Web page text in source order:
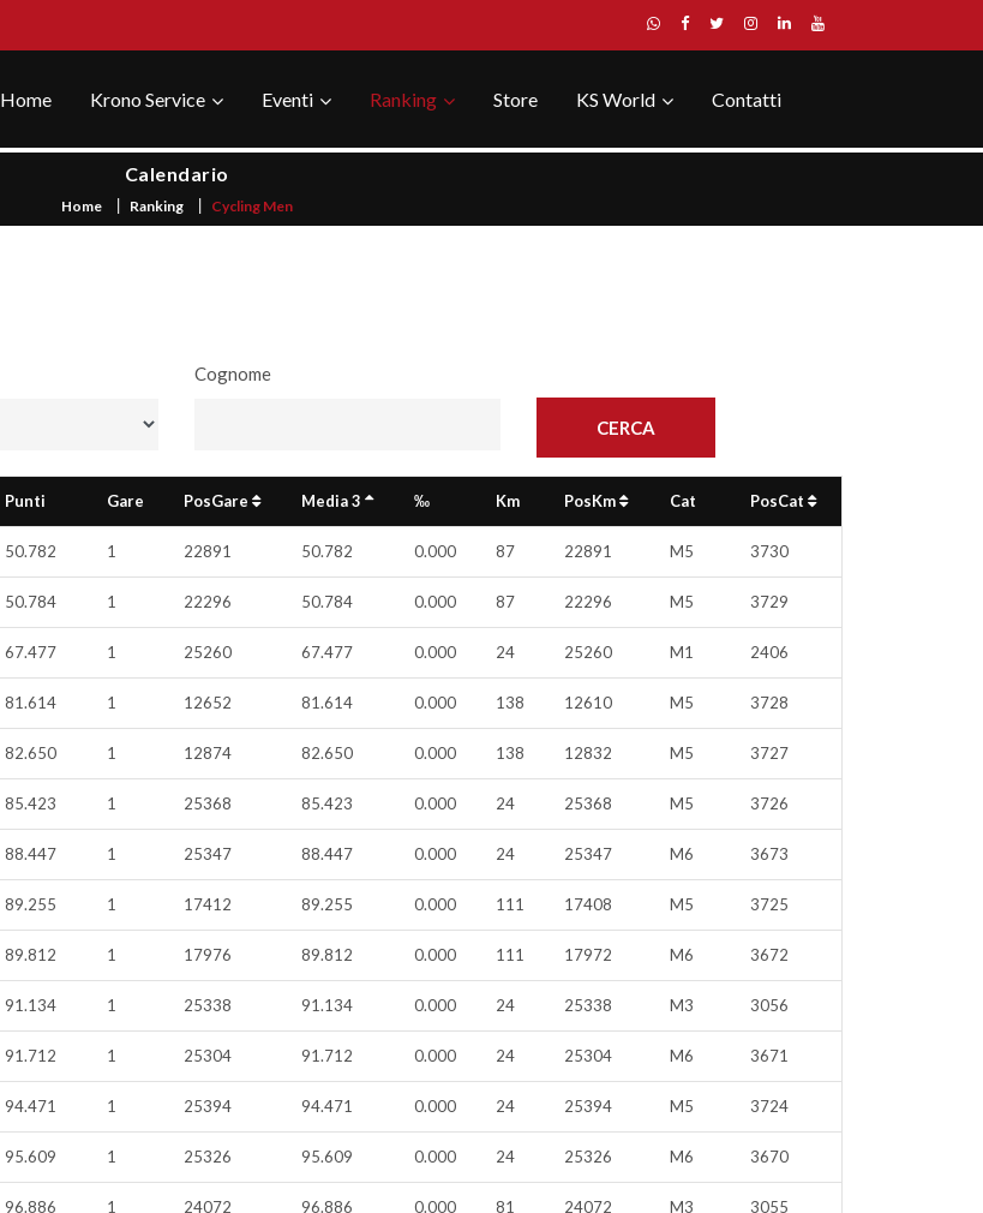
Home Krono Service Eventi Ranking Store KS World Contatti
Calendario
Home Ranking Cycling Men
Cognome
Punti Gare PosGare Media 3 ‰ Km PosKm Cat PosCat
50.782 1 22891 50.782 0.000 87 22891 M5 3730
50.784 1 22296 50.784 0.000 87 22296 M5 3729
67.477 1 25260 67.477 0.000 24 25260 M1 2406
81.614 1 12652 81.614 0.000 138 12610 M5 3728
82.650 1 12874 82.650 0.000 138 12832 M5 3727
85.423 1 25368 85.423 0.000 24 25368 M5 3726
88.447 1 25347 88.447 0.000 24 25347 M6 3673
89.255 1 17412 89.255 0.000 111 17408 M5 3725
89.812 1 17976 89.812 0.000 111 17972 M6 3672
91.134 1 25338 91.134 0.000 24 25338 M3 3056
91.712 1 25304 91.712 0.000 24 25304 M6 3671
94.471 1 25394 94.471 0.000 24 25394 M5 3724
95.609 1 25326 95.609 0.000 24 25326 M6 3670
96.886 1 24072 96.886 0.000 81 24072 M3 3055